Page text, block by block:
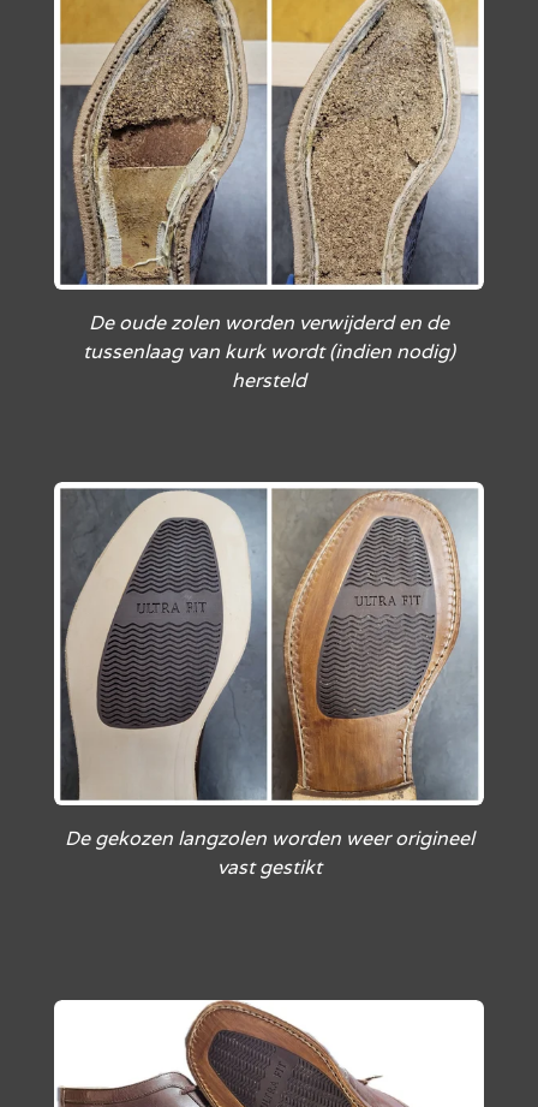
De oude zolen worden verwijderd en de
tussenlaag van kurk wordt (indien nodig)
hersteld
De gekozen langzolen worden weer origineel
vast gestikt